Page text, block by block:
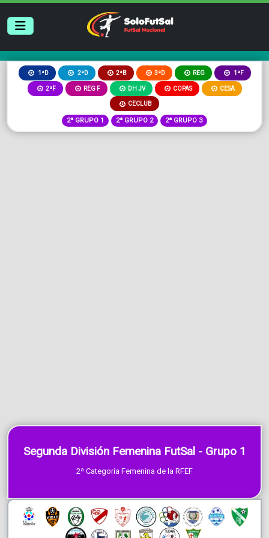
1ªD 2ªD 2ªB 3ªD REG 1ªF
2ªF REG F DH JV COPAS CESA
CECLUB
2ª GRUPO 1 2ª GRUPO 2 2ª GRUPO 3
Segunda División Femenina FutSal - Grupo 1
2ª Categoría Femenina de la RFEF